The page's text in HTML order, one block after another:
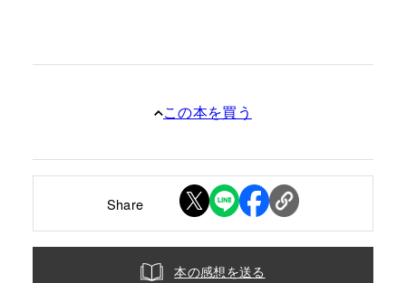
この本を買う
Share
本の感想を送る